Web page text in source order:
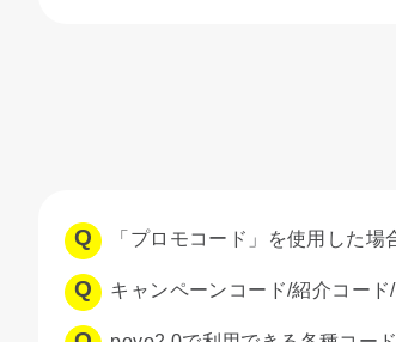
「プロモコード」を使用した
キャンペーンコード/紹介コー